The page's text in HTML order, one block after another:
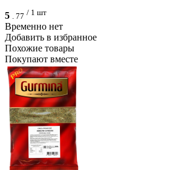
5 . 77 / 1 шт
Временно нет
Добавить в избранное
Похожие товары
Покупают вместе